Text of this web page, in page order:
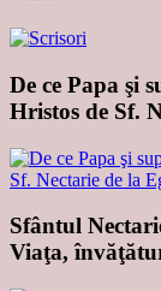
De ce Papa şi
Hristos de Sf.
Sfântul
Viaţa,